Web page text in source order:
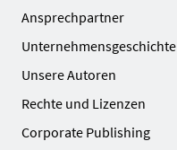
Ansprechpartner
Unternehmensgeschichte
Unsere Autoren
Rechte und Lizenzen
Corporate Publishing